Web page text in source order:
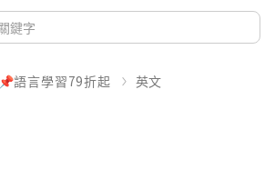
📌語言學習79折起 英文